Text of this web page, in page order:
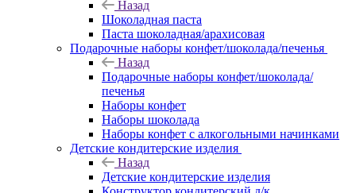
Назад
Шоколадная паста
Паста шоколадная/арахисовая
Подарочные наборы конфет/шоколада/печенья
Назад
Подарочные наборы конфет/шоколада/
печенья
Наборы конфет
Наборы шоколада
Наборы конфет с алкогольными начинками
Детские кондитерские изделия
Назад
Детские кондитерские изделия